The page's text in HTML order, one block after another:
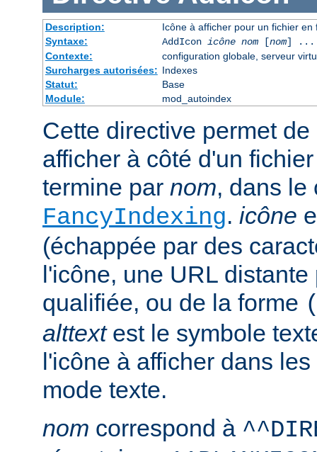
Description:
Icône à afficher pour un fichier en
Syntaxe:
AddIcon icône nom[nom] ...
Contexte:
configuration globale, serveur
Surcharges autorisées: Indexes
Statut:
Base
Module:
mod_autoindex
Cette directive permet
afficher à côté d'un
termine par nom, dans le
FancyIndexing. icône
(échappée par des
l'icône, une URL
qualifiée, ou de la forme
alttextest le symbole
l'icône à afficher dans
mode texte.
nom correspond à